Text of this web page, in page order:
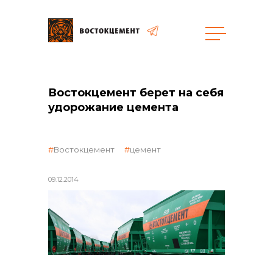
Закупки
общая информация
объявленные закупки
реализация неликвидов
Востокцемент берет на себя
удорожание цемента
09.12.2014
Востокцемент цемент